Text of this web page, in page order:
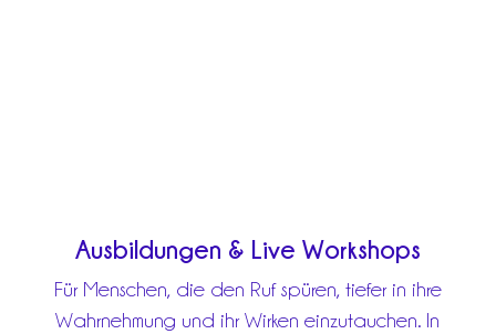
Ausbildungen & Live Workshops
Für Menschen, die den Ruf spüren, tiefer in ihre
Wahrnehmung und ihr Wirken einzutauchen. In